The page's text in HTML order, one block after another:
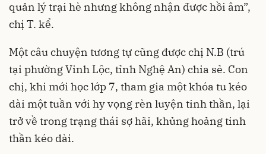
quản lý trại hè nhưng không nhận được hồi âm”,
chị T. kể.
Một câu chuyện tương tự cũng được chị N.B (trú
tại phường Vinh Lộc, tỉnh Nghệ An) chia sẻ. Con
chị, khi mới học lớp 7, tham gia một khóa tu kéo
dài một tuần với hy vọng rèn luyện tinh thần, lại
trở về trong trạng thái sợ hãi, khủng hoảng tinh
thần kéo dài.